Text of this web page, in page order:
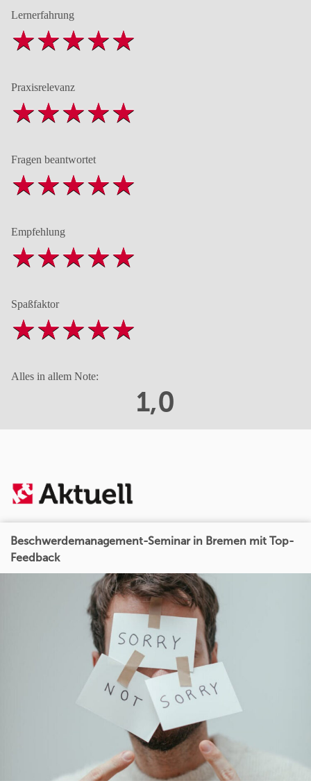
Lernerfahrung
Praxisrelevanz
Fragen beantwortet
Empfehlung
Spaßfaktor
Alles in allem Note:
1,0
Beschwerdemanagement-Seminar in Bremen mit Top-
Feedback